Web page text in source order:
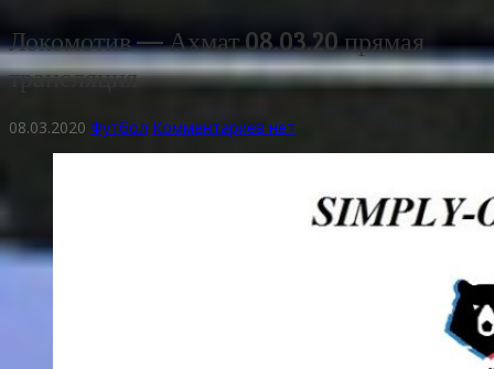
Локомотив — Ахмат 08.03.20 прямая
трансляция
08.03.2020 Футбол Комментариев нет